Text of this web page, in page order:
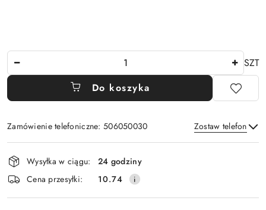
SZT
Do koszyka
Zamówienie telefoniczne: 506050030 Zostaw telefon
Wyślij
Dostępność
i
dostawa
Wysyłka w ciągu:
24 godziny
Cena przesyłki:
10.74